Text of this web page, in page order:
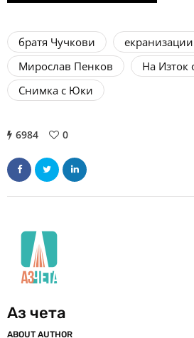
братя Чучкови
екранизации
Мирослав Пенков
На Изток
Снимка с Юки
6984 0
Аз чета
ABOUT AUTHOR